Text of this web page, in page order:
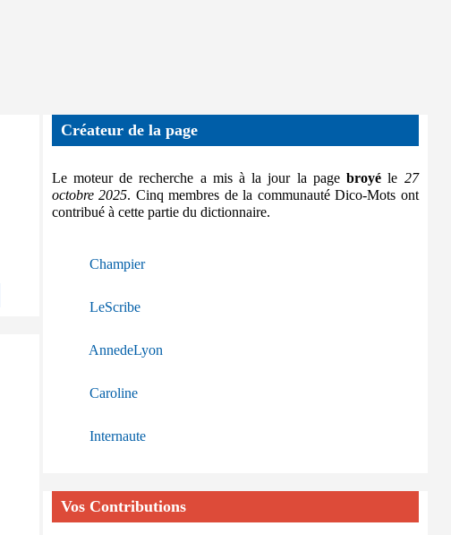
Créateur de la page
Le moteur de recherche a mis à la jour la pagebroyé le 27
octobre 2025. Cinq membres de la communauté Dico-Mots ont
contribué à cette partie du dictionnaire.
Champier
LeScribe
AnnedeLyon
Caroline
Internaute
Vos Contributions